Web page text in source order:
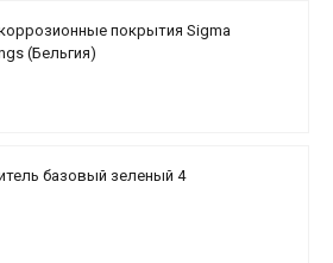
покрытия Sigma
(Бельгия)
базовый зеленый 4